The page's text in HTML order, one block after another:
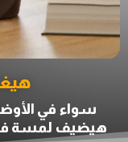
سواء في
هيضيف لمسة